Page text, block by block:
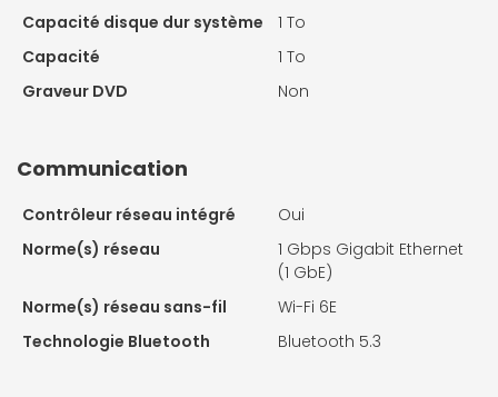
Capacité disque dur système
1 To
Capacité
1 To
Graveur DVD
Non
Communication
Contrôleur réseau intégré
Oui
Norme(s) réseau
1 Gbps Gigabit Ethernet
(1 GbE)
Norme(s) réseau sans-fil
Wi-Fi 6E
Technologie Bluetooth
Bluetooth 5.3